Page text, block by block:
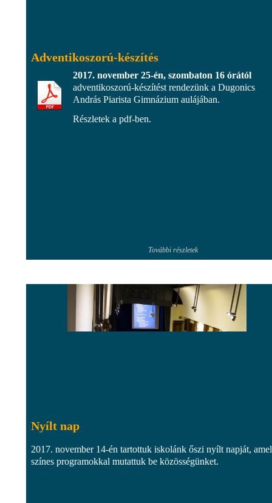
Adventikoszorú-készítés
2017. november 25-én, szombaton 16 órától
adventikoszorú-készítést rendezünk a Dugonics
András Piarista Gimnázium aulájában.
Részletek a pdf-ben.
További részletek
Nyílt nap
2017. november 14-én tartottuk iskolánk őszi nyílt napját,
színes programokkal mutattuk be közösségünket.